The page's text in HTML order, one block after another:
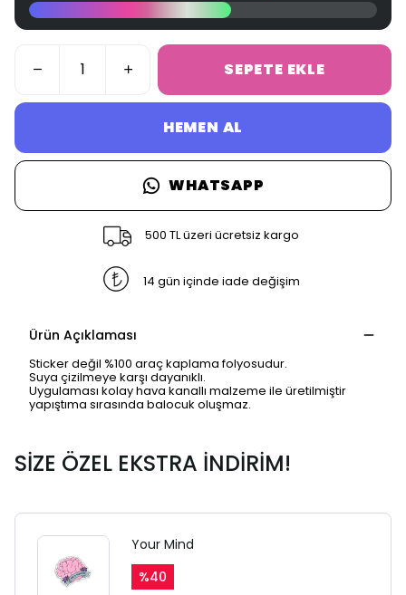
SEPETE EKLE
HEMEN AL
WHATSAPP
500 TL üzeri ücretsiz kargo
14 gün içinde iade değişim
Ürün Açıklaması
Sticker değil %100 araç kaplama folyosudur.
Suya çizilmeye karşı dayanıklı.
Uygulaması kolay hava kanallı malzeme ile üretilmiştir
yapıştıma sırasında balocuk oluşmaz.
SİZE ÖZEL EKSTRA İNDİRİM!
Your Mind
%40